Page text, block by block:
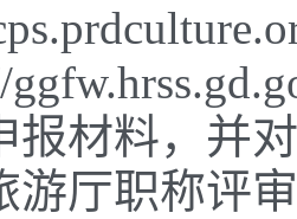
报材料，并
游厅职称评